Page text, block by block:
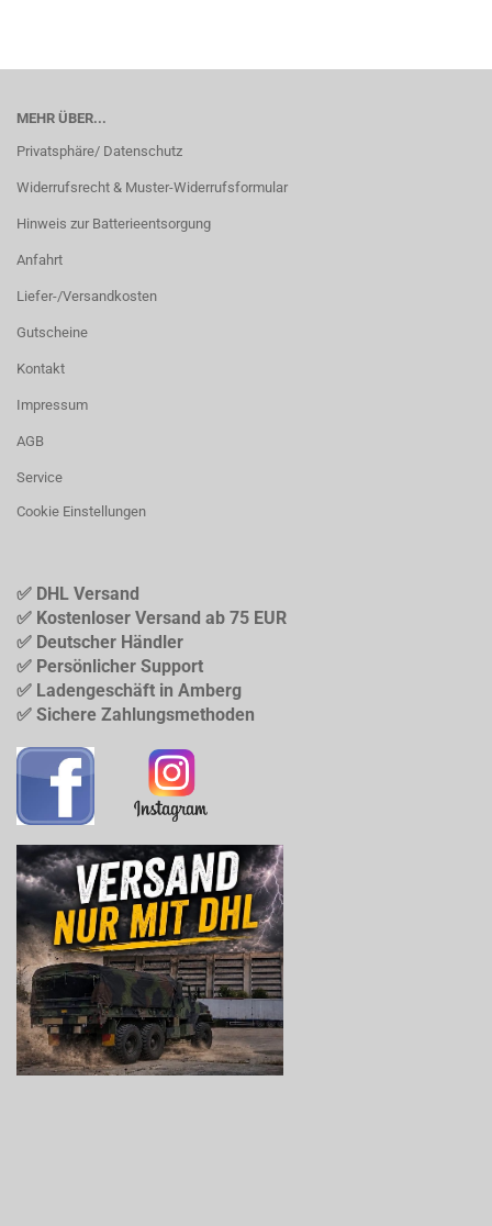
MEHR ÜBER...
Privatsphäre/ Datenschutz
Widerrufsrecht & Muster-Widerrufsformular
Hinweis zur Batterieentsorgung
Anfahrt
Liefer-/Versandkosten
Gutscheine
Kontakt
Impressum
AGB
Service
Cookie Einstellungen
✅ DHL Versand
✅ Kostenloser Versand ab 75 EUR
✅ Deutscher Händler
✅ Persönlicher Support
✅ Ladengeschäft in Amberg
✅ Sichere Zahlungsmethoden